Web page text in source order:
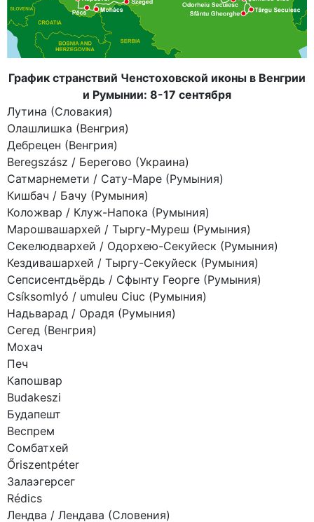
График странствий Ченстоховской иконы в Венгрии
и Румынии: 8-17 сентября
Лутина (Словакия)
Олашлишка (Венгрия)
Дебрецен (Венгрия)
Beregszász / Берегово (Украина)
Сатмарнемети / Сату-Маре (Румыния)
Кишбач / Бачу (Румыния)
Коложвар / Клуж-Напока (Румыния)
Марошвашархей / Тыргу-Муреш (Румыния)
Секелюдвархей / Одорхею-Секуйеск (Румыния)
Кездивашархей / Тыргу-Секуйеск (Румыния)
Сепсисентдьёрдь / Сфынту Георге (Румыния)
Csíksomlyó / umuleu Ciuc (Румыния)
Надьварад / Орадя (Румыния)
Сегед (Венгрия)
Мохач
Печ
Капошвар
Budakeszi
Будапешт
Веспрем
Сомбатхей
Őriszentpéter
Залаэгерсег
Rédics
Лендва / Лендава (Словения)